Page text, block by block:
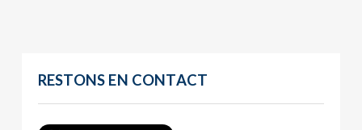
RESTONS EN CONTACT